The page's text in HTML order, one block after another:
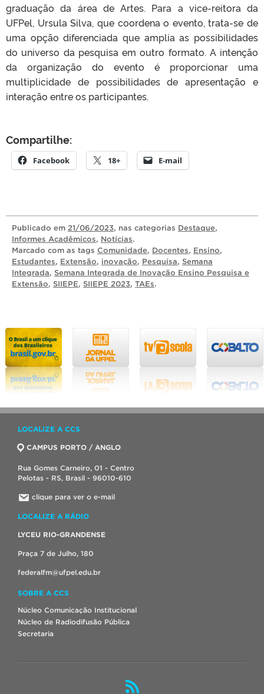
graduação da área de Artes. Para a vice-reitora da
UFPel, Ursula Silva, que coordena o evento, trata-se de
uma opção diferenciada que amplia as possibilidades
do universo da pesquisa em outro formato. A intenção
da organização do evento é proporcionar uma
multiplicidade de possibilidades de apresentação e
interação entre os participantes.
Compartilhe:
Facebook 18+ E-mail
Publicado em 21/06/2023, nas categorias Destaque,
Informes Acadêmicos, Notícias.
Marcado com as tags Comunidade, Docentes, Ensino,
Estudantes, Extensão, inovação, Pesquisa, Semana
Integrada, Semana Integrada de Inovação Ensino Pesquisa e
Extensão, SIIEPE, SIIEPE 2023, TAEs.
LOCALIZE A CCS
CAMPUS PORTO / ANGLO
Rua Gomes Carneiro, 01 - Centro
Pelotas - RS, Brasil - 96010-610
clique para ver o e-mail
LOCALIZE A RÁDIO
LYCEU RIO-GRANDENSE
Praça 7 de Julho, 180
federalfm@ufpel.edu.br
SOBRE A CCS
Núcleo Comunicação Institucional
Núcleo de Radiodifusão Pública
Secretaria